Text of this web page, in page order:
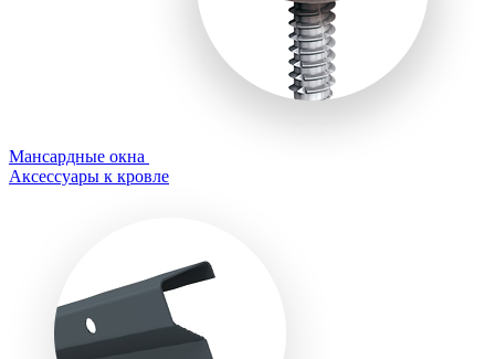
Мансардные окна
Аксессуары к кровле